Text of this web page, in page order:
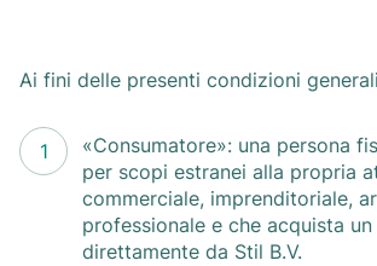
Ai fini delle presenti condizioni
«Consumatore»: una persona
per scopi estranei alla propria
commerciale, imprenditoriale,
professionale e che acquista
direttamente da Stil B.V.